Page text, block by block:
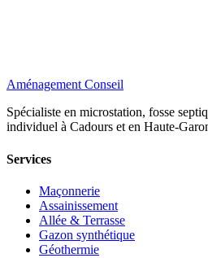
Aménagement Conseil
Spécialiste en microstation, fosse
individuel à Cadours et en Haute-
Services
Maçonnerie
Assainissement
Allée & Terrasse
Gazon synthétique
Géothermie